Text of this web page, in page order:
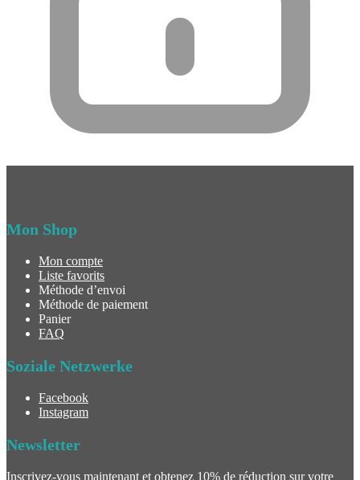
Mon Shop
Mon compte
Liste favorits
Méthode d’envoi
Méthode de paiement
Panier
FAQ
Soziale Netzwerke
Facebook
Instagram
Newsletter
Inscrivez-vous maintenant et obtenez 10% de réduction sur votre